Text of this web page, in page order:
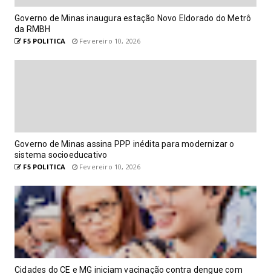
Governo de Minas inaugura estação Novo Eldorado do Metrô
da RMBH
F5 POLITICA Fevereiro 10, 2026
Governo de Minas assina PPP inédita para modernizar o
sistema socioeducativo
F5 POLITICA Fevereiro 10, 2026
Cidades do CE e MG iniciam vacinação contra dengue com